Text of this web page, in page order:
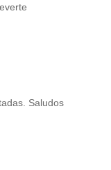
Saludos